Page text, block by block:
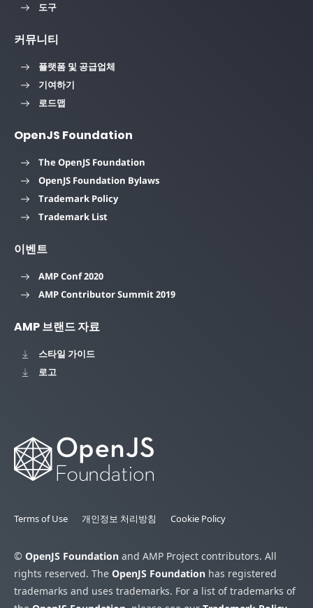
도구
커뮤니티
플랫폼 및 공급업체
기여하기
로드맵
OpenJS Foundation
The OpenJS Foundation
OpenJS Foundation Bylaws
Trademark Policy
Trademark List
이벤트
AMP Conf 2020
AMP Contributor Summit 2019
AMP 브랜드 자료
스타일 가이드
로고
Terms of Use 개인정보 처리방침 Cookie Policy
© OpenJS Foundation and AMP Project contributors. All
rights reserved. The OpenJS Foundation has registered
trademarks and uses trademarks. For a list of trademarks of